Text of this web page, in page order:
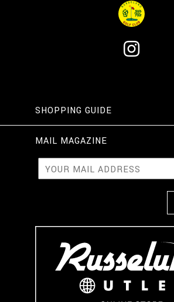
SHOPPING GUIDE
MAIL MAGAZINE